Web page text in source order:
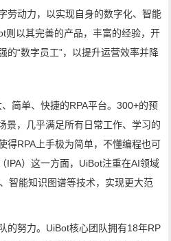
动力，以实现自身的数字化、智能
则以其完善的产品，丰富的经验，开
的“数字员工”，以提升运营效率并降
单、快捷的RPA平台。300+的预
景，几乎满足所有日常工作、学习的
得RPA上手极为简单，不懂编程也可
IPA）这一方面，UiBot注重在AI领域
智能知识图谱等技术，实现更大范
努力。UiBot核心团队拥有18年RP